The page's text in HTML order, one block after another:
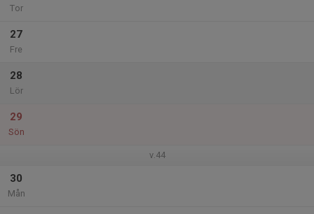
Tor
27
Fre
28
Lör
29
Sön
v.44
30
Mån